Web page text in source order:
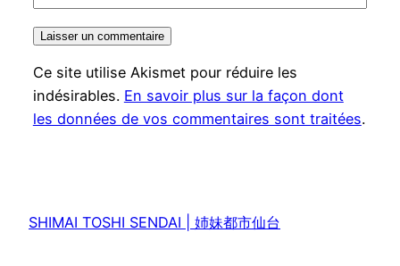
Ce site utilise Akismet pour réduire les
indésirables. En savoir plus sur la façon dont
les données de vos commentaires sont traitées.
SHIMAI TOSHI SENDAI | 姉妹都市仙台